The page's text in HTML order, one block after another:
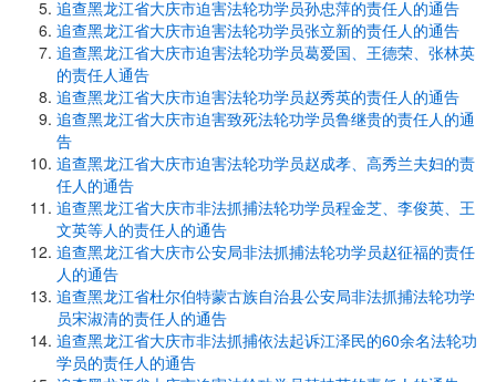
追查黑龙江省大庆市迫害法轮功学员孙忠萍的责任人的通告
追查黑龙江省大庆市迫害法轮功学员张立新的责任人的通告
追查黑龙江省大庆市迫害法轮功学员葛爱国、王德荣、张林英
的责任人通告
追查黑龙江省大庆市迫害法轮功学员赵秀英的责任人的通告
追查黑龙江省大庆市迫害致死法轮功学员鲁继贵的责任人的通
告
追查黑龙江省大庆市迫害法轮功学员赵成孝、高秀兰夫妇的责
任人的通告
追查黑龙江省大庆市非法抓捕法轮功学员程金芝、李俊英、王
文英等人的责任人的通告
追查黑龙江省大庆市公安局非法抓捕法轮功学员赵征福的责任
人的通告
追查黑龙江省杜尔伯特蒙古族自治县公安局非法抓捕法轮功学
员宋淑清的责任人的通告
追查黑龙江省大庆市非法抓捕依法起诉江泽民的60余名法轮功
学员的责任人的通告